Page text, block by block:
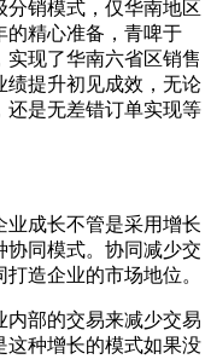
销模式，仅华南地区
的精心准备，青啤于
实现了华南六省区销售
绩提升初见成效，无论
还是无差错订单实现等
业成长不管是采用增长
同模式。协同减少交
造企业的市场地位。
内部的交易来减少交易
这种增长的模式如果没